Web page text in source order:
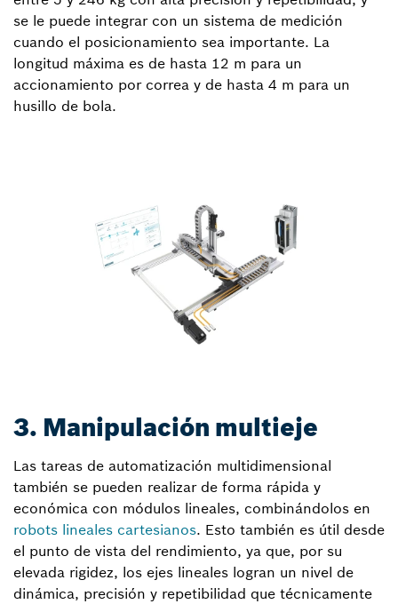
se le puede integrar con un sistema de medición
cuando el posicionamiento sea importante. La
longitud máxima es de hasta 12 m para un
accionamiento por correa y de hasta 4 m para un
husillo de bola.
3. Manipulación multieje
Las tareas de automatización multidimensional
también se pueden realizar de forma rápida y
económica con módulos lineales, combinándolos en
robots lineales cartesianos. Esto también es útil desde
el punto de vista del rendimiento, ya que, por su
elevada rigidez, los ejes lineales logran un nivel de
dinámica, precisión y repetibilidad que técnicamente